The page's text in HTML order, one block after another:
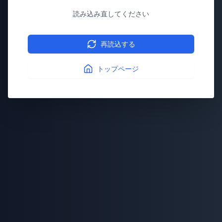
読み込み直してください
再読込する
トップページ